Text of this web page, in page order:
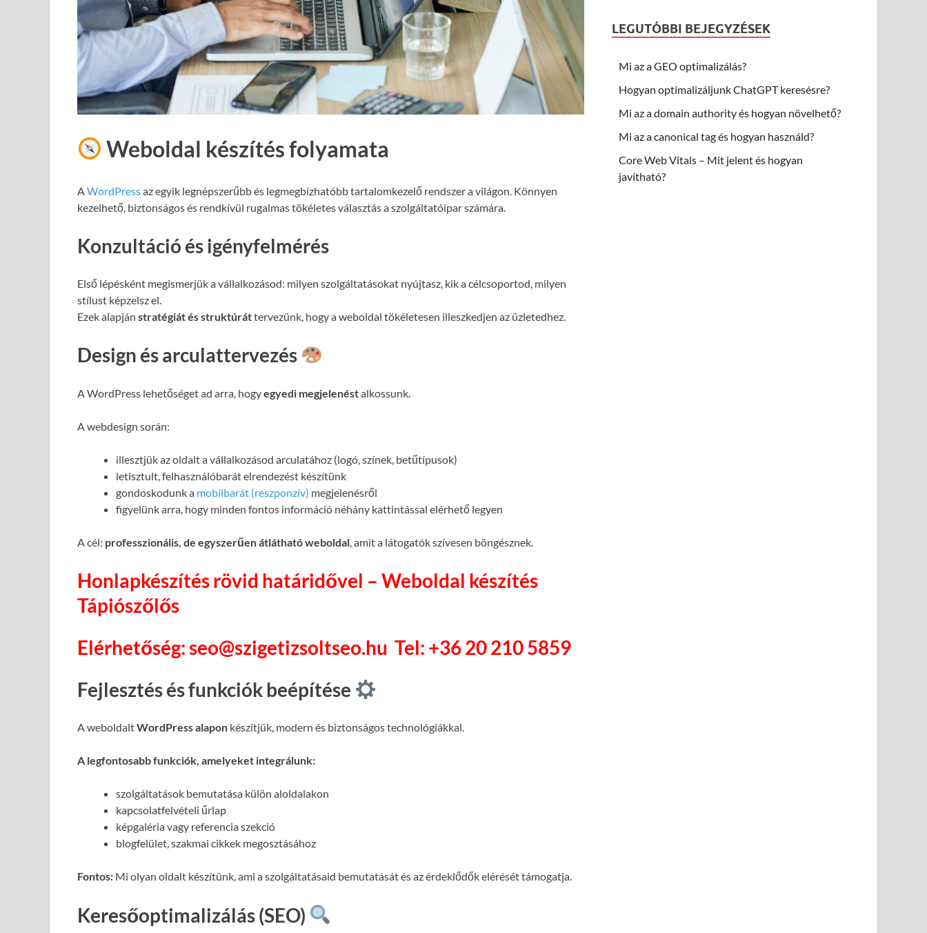
Weboldal készítés folyamata
AWordPressaz egyik legnépszerűbb és legmegbízhatóbb tartalomkezelő rendszer a világon. Könnyen
kezelhető, biztonságos és rendkívül rugalmas tökéletes választás a szolgáltatóipar számára.
Konzultáció és igényfelmérés
Első lépésként megismerjük a vállalkozásod: milyen szolgáltatásokat nyújtasz, kik a célcsoportod, milyen
stílust képzelsz el.
Ezek alapján stratégiát és struktúráttervezünk, hogy a weboldal tökéletesen illeszkedjen az üzletedhez.
Design és arculattervezés
A WordPress lehetőséget ad arra, hogyegyedi megjelenéstalkossunk.
A webdesign során:
illesztjük az oldalt a vállalkozásod arculatához (logó, színek, betűtípusok)
letisztult, felhasználóbarát elrendezést készítünk
gondoskodunk a mobilbarát (reszponzív) megjelenésről
figyelünk arra, hogy minden fontos információ néhány kattintással elérhető legyen
A cél: professzionális, de egyszerűen átlátható weboldal , amit a látogatók szívesen böngésznek.
Honlapkészítés rövid határidővel – Weboldal készítés
Tápiószőlős
Elérhetőség: seo@szigetizsoltseo.hu Tel: +36 20 210 5859
Fejlesztés és funkciók beépítése
A weboldaltWordPress alapon készítjük, modern és biztonságos technológiákkal.
A legfontosabb funkciók, amelyeket integrálunk:
szolgáltatások bemutatása külön aloldalakon
kapcsolatfelvételi űrlap
képgaléria vagy referencia szekció
blogfelület, szakmai cikkek megosztásához
Fontos: Mi olyan oldalt készítünk, ami a szolgáltatásaid bemutatását és az érdeklődők elérését támogatja.
Keresőoptimalizálás (SEO)
LEGUTÓBBI BEJEGYZÉSEK
Mi az a GEO optimalizálás?
Hogyan optimalizáljunk ChatGPT keresésre?
Mi az a domain authority és hogyan növelhető?
Mi az a canonical tag és hogyan használd?
Core Web Vitals – Mit jelent és hogyan
javítható?